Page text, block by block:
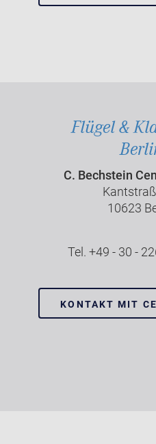
Flügel &
C. Bechstein
10623
Tel. +49 - 30 -
KONTAKT MIT